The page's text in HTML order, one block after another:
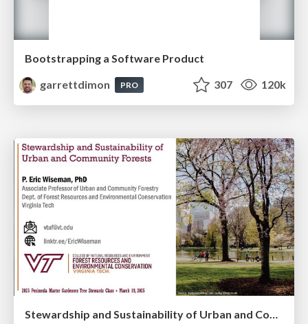
Bootstrapping a Software Product
garrettdimon
PRO 307 120k
Stewardship and Sustainability of Urban and Community Forests